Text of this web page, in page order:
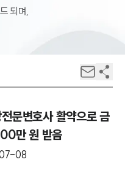
되며,
문변호사 활약으로 금
만 원 받음
08